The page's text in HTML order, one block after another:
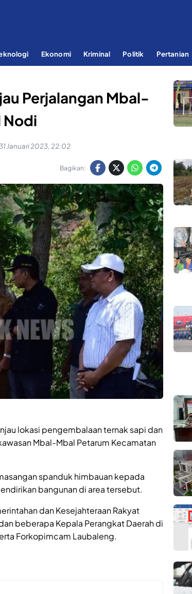
Ekonomi Kriminal Politik Pertanian
Perjalangan Mbal-
Nodi
Januari 2023, 22:02
Bagikan:
lokasi pengembalaan ternak sapi dan
Mbal-Mbal Petarum Kecamatan
spanduk himbauan kepada
bangunan di area tersebut.
dan Kesejahteraan Rakyat
beberapa Kepala Perangkat Daerah di
Forkopimcam Laubaleng.